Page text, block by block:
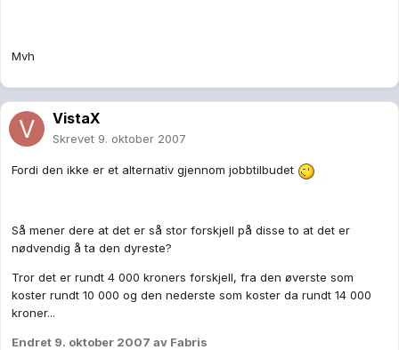
Mvh
VistaX
Skrevet 9. oktober 2007
Fordi den ikke er et alternativ gjennom jobbtilbudet
Så mener dere at det er så stor forskjell på disse to at det er
nødvendig å ta den dyreste?
Tror det er rundt 4 000 kroners forskjell, fra den øverste som
koster rundt 10 000 og den nederste som koster da rundt 14 000
kroner...
Endret 9. oktober 2007 av Fabris